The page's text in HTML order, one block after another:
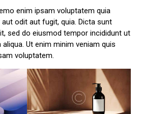
enim ipsam voluptatem quia
odit aut fugit, quia. Dicta sunt
sed do eiusmod tempor incididunt ut
Ut enim minim veniam quis
voluptatem.